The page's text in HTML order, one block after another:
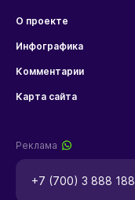
О проекте
Инфографика
Комментарии
Карта сайта
Реклама
+7 (700) 3 888 188